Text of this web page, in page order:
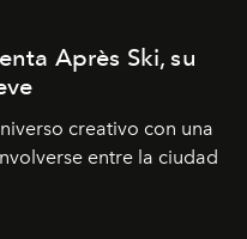
Après Ski, su
creativo con una
entre la ciudad